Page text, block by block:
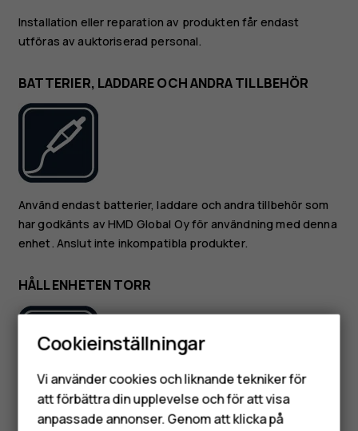
Smartphones
Mobiltelefoner
Installation eller reparation av produkten får endast
utföras av auktoriserad personal.
BATTERIER, LADDARE OCH ANDRA TILLBEHÖR
Använd endast batterier, laddare och andra tillbehör som
har godkänts av HMD Global Oy för användning med denna
enhet. Anslut inte inkompatibla produkter.
HÅLL ENHETEN TORR
Om din enhet är vattentålig, se IP-märkningen i enhetens
tekniska specifikationer för mer detaljerad information.
Cookieinställningar
Vi använder cookies och liknande tekniker för
att förbättra din upplevelse och för att visa
anpassade annonser. Genom att klicka på